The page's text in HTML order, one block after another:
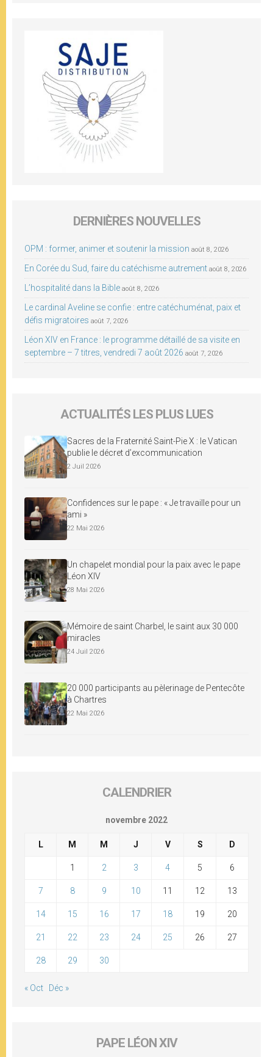
DERNIÈRES NOUVELLES
OPM : former, animer et soutenir la mission août 8, 2026
En Corée du Sud, faire du catéchisme autrement août 8, 2026
L’hospitalité dans la Bible août 8, 2026
Le cardinal Aveline se confie : entre catéchuménat, paix et
défis migratoires août 7, 2026
Léon XIV en France : le programme détaillé de sa visite en
septembre – 7 titres, vendredi 7 août 2026 août 7, 2026
ACTUALITÉS LES PLUS LUES
Sacres de la Fraternité Saint-Pie X : le Vatican
publie le décret d’excommunication
2 Juil 2026
Confidences sur le pape : « Je travaille pour un
ami »
22 Mai 2026
Un chapelet mondial pour la paix avec le pape
Léon XIV
28 Mai 2026
Mémoire de saint Charbel, le saint aux 30 000
miracles
24 Juil 2026
20 000 participants au pèlerinage de Pentecôte
à Chartres
22 Mai 2026
CALENDRIER
novembre 2022
L M M J V S D
1 2 3 4 5 6
7 8 9 10 11 12 13
14 15 16 17 18 19 20
21 22 23 24 25 26 27
28 29 30
« Oct Déc »
PAPE LÉON XIV